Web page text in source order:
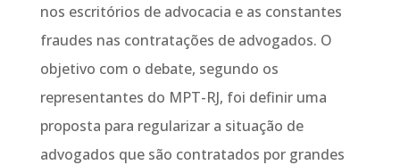
nos escritórios de advocacia e as constantes
fraudes nas contratações de advogados. O
objetivo com o debate, segundo os
representantes do MPT-RJ, foi definir uma
proposta para regularizar a situação de
advogados que são contratados por grandes